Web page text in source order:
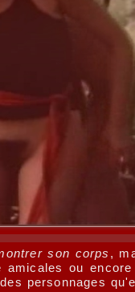
son corps ,
ou
personnages